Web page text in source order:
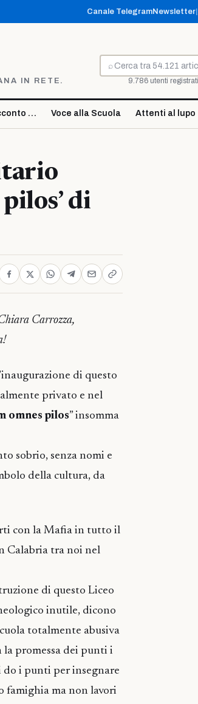
Canale TelegramNewsletter
IN RETE.
⌕
Cerca
9.786 utenti
… Voce alla Scuola Attenti al lupo
di
Carrozza,
di questo
privato e nel
omnes pilos” insomma
sobrio, senza nomi e
della cultura, da
con la Mafia in tutto il
Calabria tra noi nel
di questo Liceo
inutile, dicono
totalmente abusiva
promessa dei punti i
do i punti per insegnare
famighia ma non lavori